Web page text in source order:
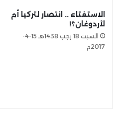
الاستفتاء .. انتصار لتركيا أم
لأردوغان؟!
السبت 18 رجب 1438هـ 15-4-
2017م